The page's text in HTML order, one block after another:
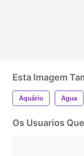
Esta Imagem
Aquário Agua
Os Usuarios